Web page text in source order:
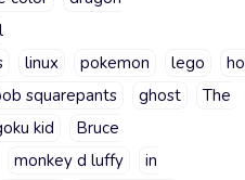
linux pokemon lego
squarepants ghost
The
kid
Bruce
monkey d luffy
in